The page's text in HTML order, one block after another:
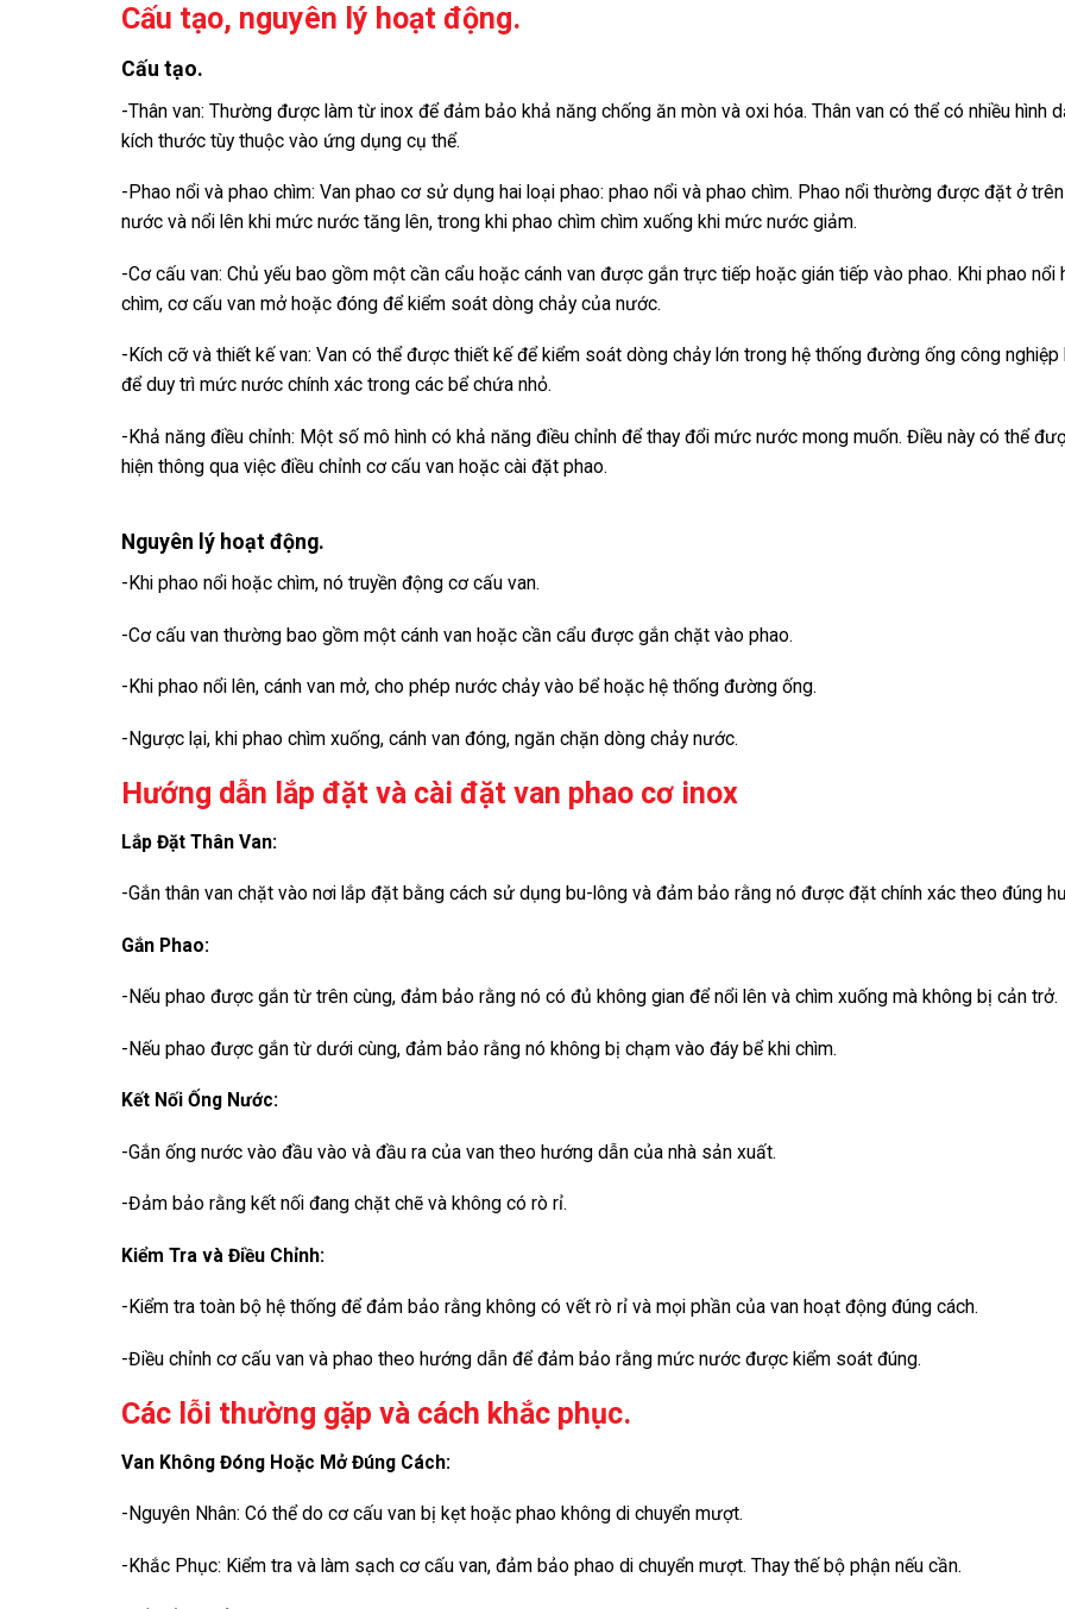
Cấu tạo, nguyên lý hoạt động.
Cấu tạo.
-Thân van: Thường được làm từ inox để đảm bảo khả năng chống ăn mòn và oxi hóa. Thân van có thể có nhiều hình
kích thước tùy thuộc vào ứng dụng cụ thể.
-Phao nổi và phao chìm: Van phao cơ sử dụng hai loại phao: phao nổi và phao chìm. Phao nổi thường được đặt ở
nước và nổi lên khi mức nước tăng lên, trong khi phao chìm chìm xuống khi mức nước giảm.
-Cơ cấu van: Chủ yếu bao gồm một cần cẩu hoặc cánh van được gắn trực tiếp hoặc gián tiếp vào phao. Khi phao nổi
chìm, cơ cấu van mở hoặc đóng để kiểm soát dòng chảy của nước.
-Kích cỡ và thiết kế van: Van có thể được thiết kế để kiểm soát dòng chảy lớn trong hệ thống đường ống công nghiệp
để duy trì mức nước chính xác trong các bể chứa nhỏ.
-Khả năng điều chỉnh: Một số mô hình có khả năng điều chỉnh để thay đổi mức nước mong muốn. Điều này có thể
hiện thông qua việc điều chỉnh cơ cấu van hoặc cài đặt phao.
Nguyên lý hoạt động.
-Khi phao nổi hoặc chìm, nó truyền động cơ cấu van.
-Cơ cấu van thường bao gồm một cánh van hoặc cần cẩu được gắn chặt vào phao.
-Khi phao nổi lên, cánh van mở, cho phép nước chảy vào bể hoặc hệ thống đường ống.
-Ngược lại, khi phao chìm xuống, cánh van đóng, ngăn chặn dòng chảy nước.
Hướng dẫn lắp đặt và cài đặt van phao cơ inox
Lắp Đặt Thân Van:
-Gắn thân van chặt vào nơi lắp đặt bằng cách sử dụng bu-lông và đảm bảo rằng nó được đặt chính xác theo đúng
Gắn Phao:
-Nếu phao được gắn từ trên cùng, đảm bảo rằng nó có đủ không gian để nổi lên và chìm xuống mà không bị cản trở.
-Nếu phao được gắn từ dưới cùng, đảm bảo rằng nó không bị chạm vào đáy bể khi chìm.
Kết Nối Ống Nước:
-Gắn ống nước vào đầu vào và đầu ra của van theo hướng dẫn của nhà sản xuất.
-Đảm bảo rằng kết nối đang chặt chẽ và không có rò rỉ.
Kiểm Tra và Điều Chỉnh:
-Kiểm tra toàn bộ hệ thống để đảm bảo rằng không có vết rò rỉ và mọi phần của van hoạt động đúng cách.
-Điều chỉnh cơ cấu van và phao theo hướng dẫn để đảm bảo rằng mức nước được kiểm soát đúng.
Các lỗi thường gặp và cách khắc phục.
Van Không Đóng Hoặc Mở Đúng Cách:
-Nguyên Nhân: Có thể do cơ cấu van bị kẹt hoặc phao không di chuyển mượt.
-Khắc Phục: Kiểm tra và làm sạch cơ cấu van, đảm bảo phao di chuyển mượt. Thay thế bộ phận nếu cần.